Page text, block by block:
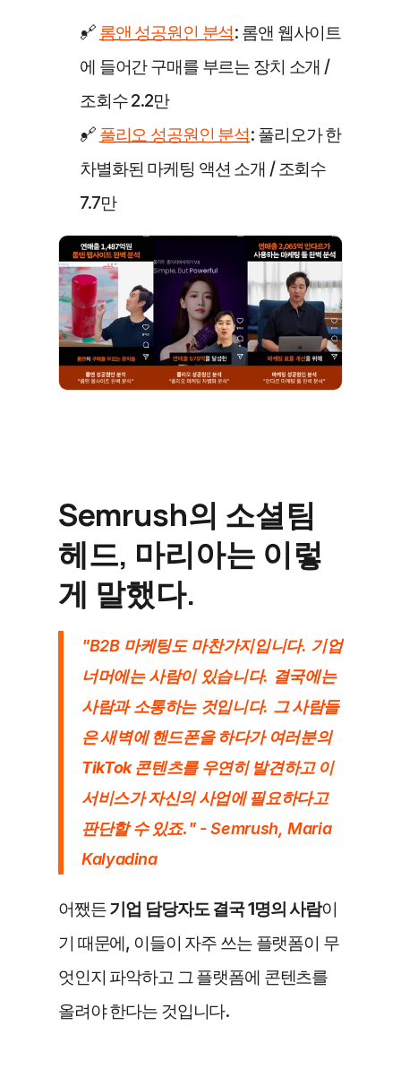
🔗 롬앤 성공원인 분석: 롬앤 웹사이트
에 들어간 구매를 부르는 장치 소개 /
조회수 2.2만
🔗 풀리오 성공원인 분석: 풀리오가 한
차별화된 마케팅 액션 소개 / 조회수
7.7만
Semrush의 소셜팀
헤드, 마리아는 이렇
게 말했다.
"B2B 마케팅도 마찬가지입니다. 기업
너머에는 사람이 있습니다. 결국에는
사람과 소통하는 것입니다. 그 사람들
은 새벽에 핸드폰을 하다가 여러분의
TikTok 콘텐츠를 우연히 발견하고 이
서비스가 자신의 사업에 필요하다고
판단할 수 있죠." - Semrush, Maria
Kalyadina
어쨌든 기업 담당자도 결국 1명의 사람이
기 때문에, 이들이 자주 쓰는 플랫폼이 무
엇인지 파악하고 그 플랫폼에 콘텐츠를
올려야 한다는 것입니다.